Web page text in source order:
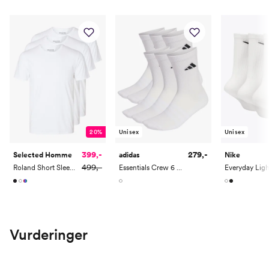
20%
Selected Homme
399,-
499,-
Unisex
adidas
279,-
Unisex
Nike
Vurderinger